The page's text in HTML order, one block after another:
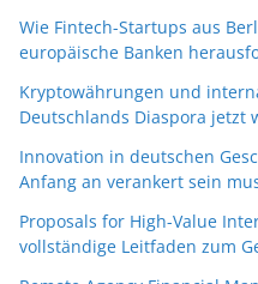
Wie Fintech-Startups aus
europäische Banken
Kryptowährungen und
Deutschlands Diaspora jetzt
Innovation in deutschen
Anfang an verankert sein
Proposals for High-Value
vollständige Leitfaden zum